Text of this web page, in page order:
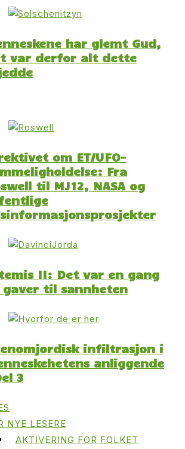
har glemt Gud,
var derfor alt dette
om ET/UFO-
Fra
til MJ12, NASA og
II: Det var en gang
gaver til sannheten
infiltrasjon i
anliggende
3
NYE LESERE
AKTIVERING FOR FOLKET